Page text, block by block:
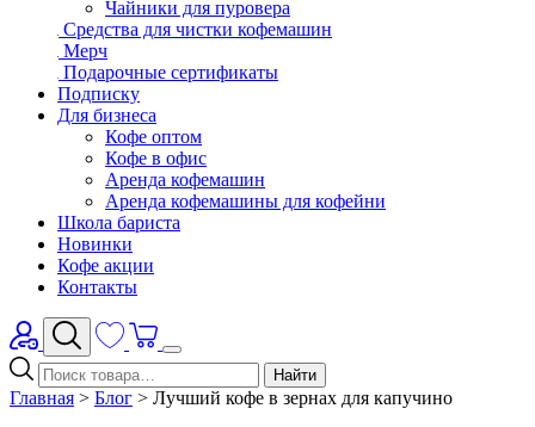
Чайники для пуровера
Средства для чистки кофемашин
Мерч
Подарочные сертификаты
Подписку
Для бизнеса
Кофе оптом
Кофе в офис
Аренда кофемашин
Аренда кофемашины для кофейни
Школа бариста
Новинки
Кофе акции
Контакты
Найти
Главная > Блог > Лучший кофе в зернах для капучино